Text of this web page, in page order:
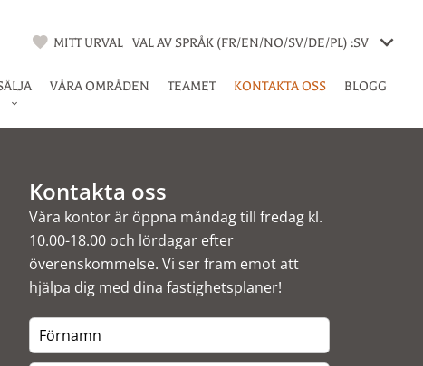
MITT URVAL VAL AV SPRÅK (FR/EN/NO/SV/DE/PL) :SV
VÅRA OMRÅDEN TEAMET KONTAKTA OSS BLOGG
Våra kontor är öppna måndag till fredag kl.
10.00-18.00 och lördagar efter
överenskommelse. Vi ser fram emot att
hjälpa dig med dina fastighetsplaner!
Kontakta oss